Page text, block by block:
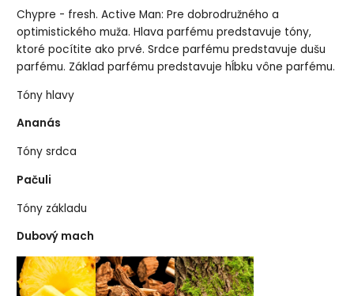
Chypre - fresh. Active Man: Pre dobrodružného a
optimistického muža. Hlava parfému predstavuje tóny,
ktoré pocítite ako prvé. Srdce parfému predstavuje dušu
parfému. Základ parfému predstavuje hĺbku vône parfému.
Tóny hlavy
Ananás
Tóny srdca
Pačuli
Tóny základu
Dubový mach